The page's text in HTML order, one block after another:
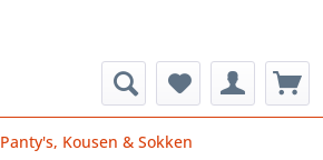
Panty's, Kousen & Sokken